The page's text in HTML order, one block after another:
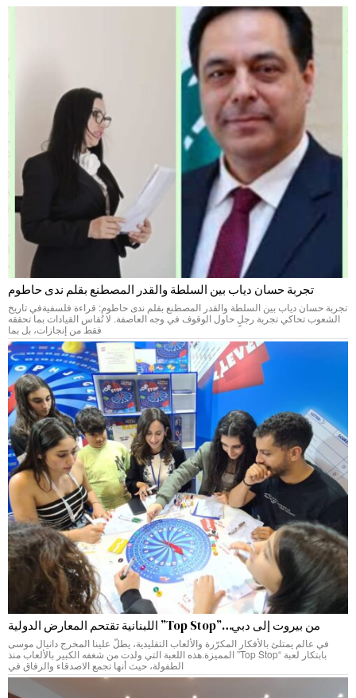
تجربة حسان دياب بين السلطة والقدر المصطنع بقلم ندى حاطوم
تجربة حسان دياب بين السلطة والقدر المصطنع بقلم ندى حاطوم: قراءة فلسفيةفي تاريخ
الشعوب تحاكي تجربة رجلٍ حاول الوقوف في وجه العاصفة. لا تُقاس القيادات بما تحققه
فقط من إنجازات، بل بما
من بيروت إلى دبي…”Top Stop” اللبنانية تقتحم المعارض الدولية
في عالم يمتلئ بالأفكار المكرّرة والألعاب التقليدية، يطلّ علينا المخرج دانيال موسى
بابتكار لعبة “Top Stop” المميزة.هذه اللعبة التي ولدت من شغفه الكبير بالألعاب منذ
الطفولة، حيث أنها تجمع الاصدقاء والرفاق في